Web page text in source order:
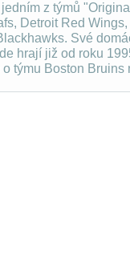
z týmů
Detroit Red
Své
hrají již od roku
o týmu Boston